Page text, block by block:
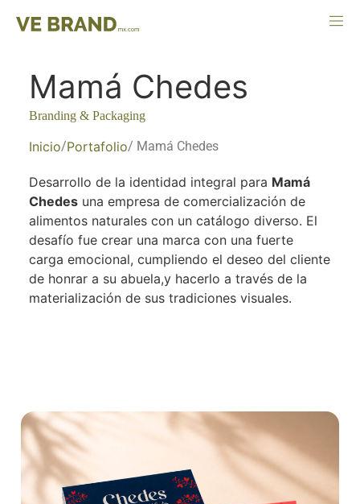
Mamá Chedes
Branding & Packaging
Inicio/Portafolio/ Mamá Chedes
Desarrollo de la identidad integral para Mamá
Chedes una empresa de comercialización de
alimentos naturales con un catálogo diverso. El
desafío fue crear una marca con una fuerte
carga emocional, cumpliendo el deseo del cliente
de honrar a su abuela,y hacerlo a través de la
materialización de sus tradiciones visuales.